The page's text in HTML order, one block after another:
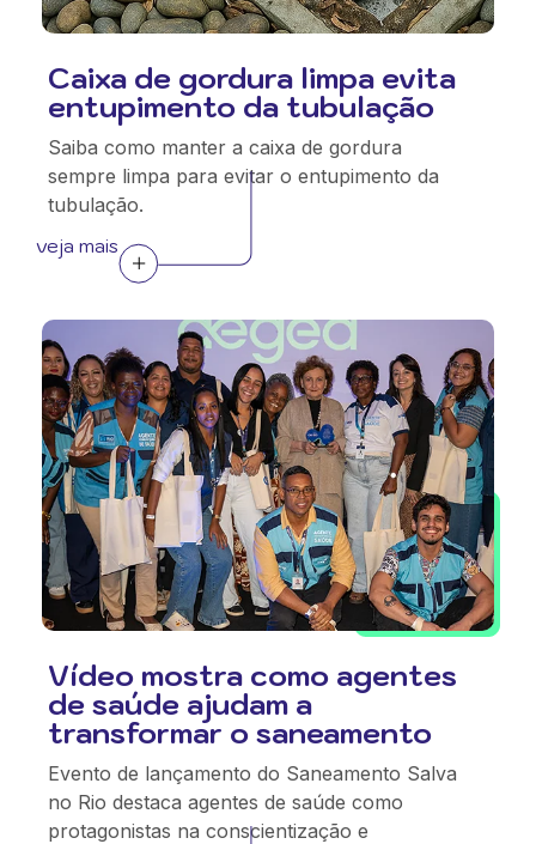
Caixa de gordura limpa evita
entupimento da tubulação
Saiba como manter a caixa de gordura
sempre limpa para evitar o entupimento da
tubulação.
veja mais
Vídeo mostra como agentes
de saúde ajudam a
transformar o saneamento
Evento de lançamento do Saneamento Salva
no Rio destaca agentes de saúde como
protagonistas na conscientização e